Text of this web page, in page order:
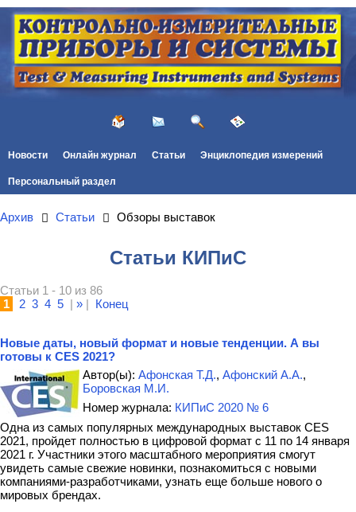
Новости Онлайн журнал Статьи Энциклопедия измерений
Персональный раздел
Архив Статьи Обзоры выставок
Статьи КИПиС
Статьи 1 - 10 из 86
1
2 3 4 5 | » | Конец
Новые даты, новый формат и новые тенденции. А вы
готовы к CES 2021?
Автор(ы): Афонская Т.Д., Афонский А.А.,
Боровская М.И.
Номер журнала: КИПиС 2020 № 6
Одна из самых популярных международных выставок CES
2021, пройдет полностью в цифровой формат с 11 по 14 января
2021 г. Участники этого масштабного мероприятия смогут
увидеть самые свежие новинки, познакомиться с новыми
компаниями-разработчиками, узнать еще больше нового о
мировых брендах.